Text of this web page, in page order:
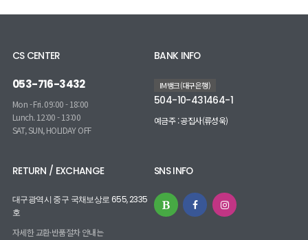
CS CENTER
053-716-3432
Mon - Fri. 09:00 - 18:00
Lunch. 12:00 - 13:00
SAT, SUN, HOLIDAY OFF
BANK INFO
IM뱅크(대구은행)
504-10-431464-1
예금주 : 공집사(류성욱)
RETURN / EXCHANGE
대구광역시 중구 국채보상로 655, 2335
호
자세한 교환·반품절차 안내는
SNS INFO